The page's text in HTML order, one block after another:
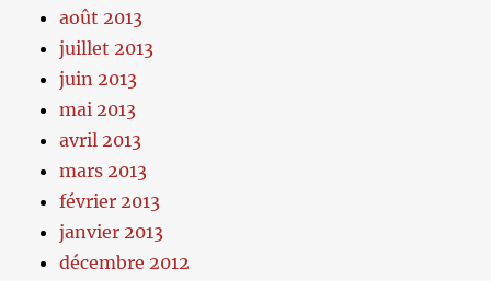
août 2013
juillet 2013
juin 2013
mai 2013
avril 2013
mars 2013
février 2013
janvier 2013
décembre 2012